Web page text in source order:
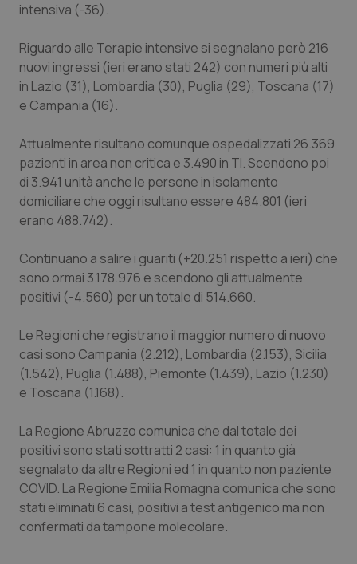
Liguria
Lombardia
Marche
Molise
Provincia Autonoma di Bolzano
Puglia
Sardegna
Sicilia
Toscana
Umbria
Disturbi dell’umore
Dolore
Donna & Salute
Epatiti
Infezioni & Febbre
Malattie rare
Malattia di Crohn & Rettocolite Ulcerosa
Neuroscienze & patologie neurodegenerative
Obesità
Oftalmologia
intensiva (-36).
Riguardo alle Terapie intensive si segnalano però 216
nuovi ingressi (ieri erano stati 242) con numeri più alti
in Lazio (31), Lombardia (30), Puglia (29), Toscana (17)
e Campania (16).
Attualmente risultano comunque ospedalizzati 26.369
pazienti in area non critica e 3.490 in TI. Scendono poi
di 3.941 unità anche le persone in isolamento
domiciliare che oggi risultano essere 484.801 (ieri
erano 488.742).
Continuano a salire i guariti (+20.251 rispetto a ieri) che
sono ormai 3.178.976 e scendono gli attualmente
positivi (-4.560) per un totale di 514.660.
Le Regioni che registrano il maggior numero di nuovo
casi sono Campania (2.212), Lombardia (2.153), Sicilia
(1.542), Puglia (1.488), Piemonte (1.439), Lazio (1.230)
e Toscana (1.168).
La Regione Abruzzo comunica che dal totale dei
positivi sono stati sottratti 2 casi: 1 in quanto già
segnalato da altre Regioni ed 1 in quanto non paziente
COVID. La Regione Emilia Romagna comunica che sono
stati eliminati 6 casi, positivi a test antigenico ma non
confermati da tampone molecolare.